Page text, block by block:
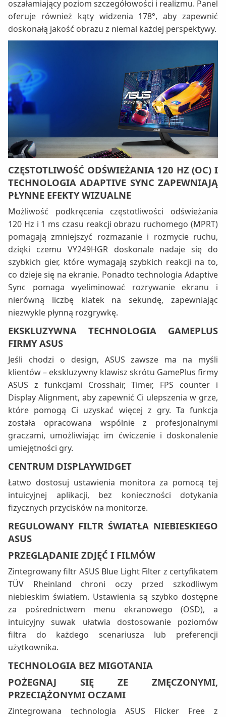
oszałamiający poziom szczegółowości i realizmu. Panel
oferuje również kąty widzenia 178°, aby zapewnić
doskonałą jakość obrazu z niemal każdej perspektywy.
CZĘSTOTLIWOŚĆ ODŚWIEŻANIA 120 HZ (OC) I
TECHNOLOGIA ADAPTIVE SYNC ZAPEWNIAJĄ
PŁYNNE EFEKTY WIZUALNE
Możliwość podkręcenia częstotliwości odświeżania
120 Hz i 1 ms czasu reakcji obrazu ruchomego (MPRT)
pomagają zmniejszyć rozmazanie i rozmycie ruchu,
dzięki czemu VY249HGR doskonale nadaje się do
szybkich gier, które wymagają szybkich reakcji na to,
co dzieje się na ekranie. Ponadto technologia Adaptive
Sync pomaga wyeliminować rozrywanie ekranu i
nierówną liczbę klatek na sekundę, zapewniając
niezwykle płynną rozgrywkę.
EKSKLUZYWNA TECHNOLOGIA GAMEPLUS
FIRMY ASUS
Jeśli chodzi o design, ASUS zawsze ma na myśli
klientów – ekskluzywny klawisz skrótu GamePlus firmy
ASUS z funkcjami Crosshair, Timer, FPS counter i
Display Alignment, aby zapewnić Ci ulepszenia w grze,
które pomogą Ci uzyskać więcej z gry. Ta funkcja
została opracowana wspólnie z profesjonalnymi
graczami, umożliwiając im ćwiczenie i doskonalenie
umiejętności gry.
CENTRUM DISPLAYWIDGET
Łatwo dostosuj ustawienia monitora za pomocą tej
intuicyjnej aplikacji, bez konieczności dotykania
fizycznych przycisków na monitorze.
REGULOWANY FILTR ŚWIATŁA NIEBIESKIEGO
ASUS
PRZEGLĄDANIE ZDJĘĆ I FILMÓW
Zintegrowany filtr ASUS Blue Light Filter z certyfikatem
TÜV Rheinland chroni oczy przed szkodliwym
niebieskim światłem. Ustawienia są szybko dostępne
za pośrednictwem menu ekranowego (OSD), a
intuicyjny suwak ułatwia dostosowanie poziomów
filtra do każdego scenariusza lub preferencji
użytkownika.
TECHNOLOGIA BEZ MIGOTANIA
POŻEGNAJ SIĘ ZE ZMĘCZONYMI,
PRZECIĄŻONYMI OCZAMI
Zintegrowana technologia ASUS Flicker Free z